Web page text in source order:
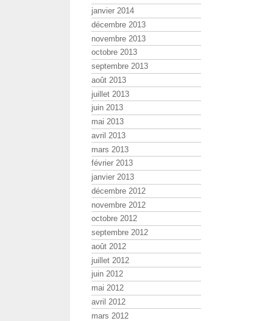
janvier 2014
décembre 2013
novembre 2013
octobre 2013
septembre 2013
août 2013
juillet 2013
juin 2013
mai 2013
avril 2013
mars 2013
février 2013
janvier 2013
décembre 2012
novembre 2012
octobre 2012
septembre 2012
août 2012
juillet 2012
juin 2012
mai 2012
avril 2012
mars 2012